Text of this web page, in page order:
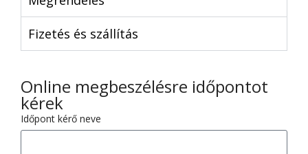
Fizetés és szállítás
Online megbeszélésre időpontot
kérek
Időpont kérő neve